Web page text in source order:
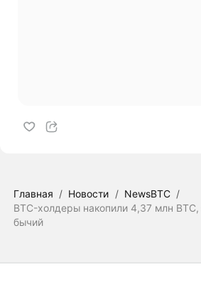
Главная / Новости / NewsBTC /
BTC-холдеры накопили 4,37 млн BTC,
бычий